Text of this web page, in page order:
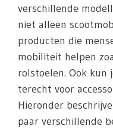
verschillende
niet alleen
producten die
mobiliteit helpen
rolstoelen. Ook kun
terecht voor
Hieronder
paar verschillende